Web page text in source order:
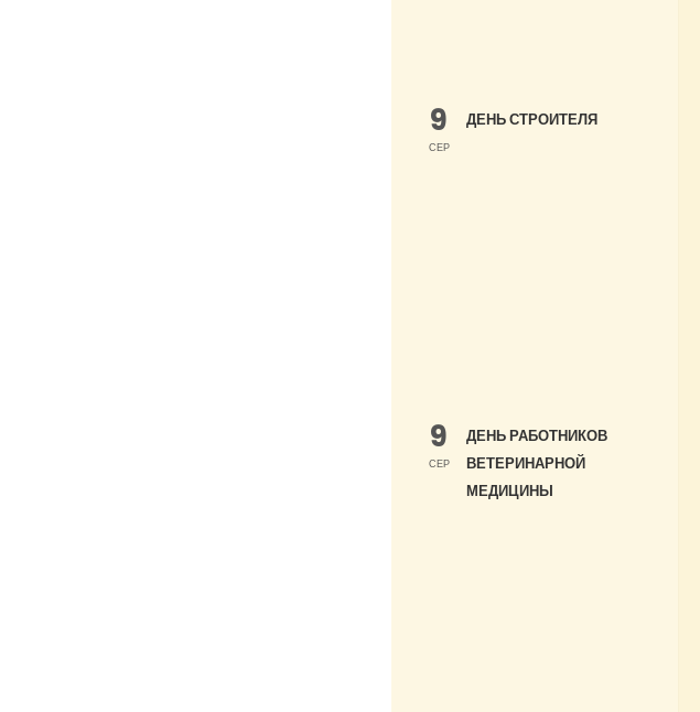
9
СЕР
ДЕНЬ СТРОИТЕЛЯ
9
СЕР
ДЕНЬ РАБОТНИКОВ
ВЕТЕРИНАРНОЙ
МЕДИЦИНЫ